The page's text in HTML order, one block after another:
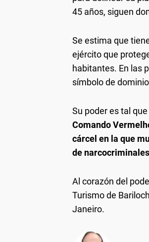
45 años, siguen
Se estima que
ejército que
habitantes. En las
símbolo de
Su poder es tal
Comando
cárcel en la que
de
Al corazón del
Turismo de
Janeiro.